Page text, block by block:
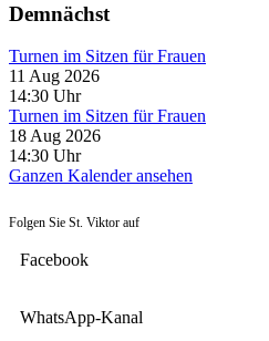
Demnächst
Turnen im Sitzen für Frauen
11 Aug 2026
14:30 Uhr
Turnen im Sitzen für Frauen
18 Aug 2026
14:30 Uhr
Ganzen Kalender ansehen
Folgen Sie St. Viktor auf
Facebook
WhatsApp-Kanal